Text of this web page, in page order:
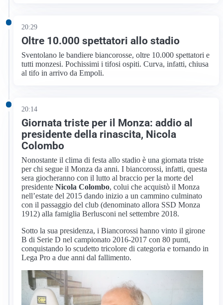
20:29
Oltre 10.000 spettatori allo stadio
Sventolano le bandiere biancorosse, oltre 10.000 spettatori e
tutti monzesi. Pochissimi i tifosi ospiti. Curva, infatti, chiusa
al tifo in arrivo da Empoli.
20:14
Giornata triste per il Monza: addio al
presidente della rinascita, Nicola
Colombo
Nonostante il clima di festa allo stadio è una giornata triste
per chi segue il Monza da anni. I biancorossi, infatti, questa
sera giocheranno con il lutto al braccio per la morte del
presidente Nicola Colombo, colui che acquistò il Monza
nell’estate del 2015 dando inizio a un cammino culminato
con il passaggio del club (denominato allora SSD Monza
1912) alla famiglia Berlusconi nel settembre 2018.
Sotto la sua presidenza, i Biancorossi hanno vinto il girone
B di Serie D nel campionato 2016-2017 con 80 punti,
conquistando lo scudetto tricolore di categoria e tornando in
Lega Pro a due anni dal fallimento.